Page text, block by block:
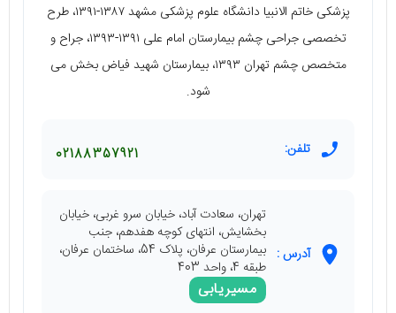
پزشکی خاتم الانبیا دانشگاه علوم پزشکی مشهد ١٣٨٧-١٣٩١، طرح
تخصصی جراحی چشم بیمارستان امام علی ١٣٩١-١٣٩٣، جراح و
متخصص چشم تهران ١٣٩٣، بیمارستان شهید فیاض بخش می
شود.
تلفن: 02188357921
آدرس :
تهران، سعادت آباد، خیابان سرو غربی، خیابان
بخشایش، انتهای کوچه هفدهم، جنب
بیمارستان عرفان، پلاک 54، ساختمان عرفان،
طبقه 4، واحد 403
مسیریابی